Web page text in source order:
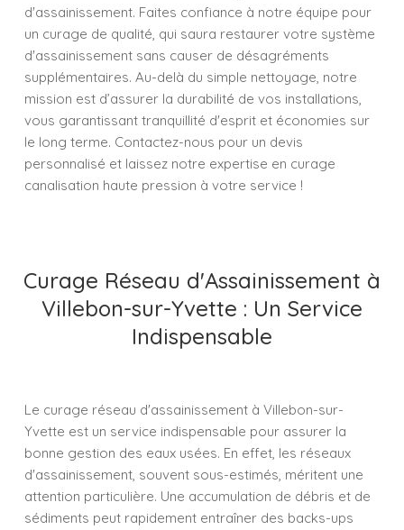
d'assainissement. Faites confiance à notre équipe pour
un curage de qualité, qui saura restaurer votre système
d'assainissement sans causer de désagréments
supplémentaires. Au-delà du simple nettoyage, notre
mission est d’assurer la durabilité de vos installations,
vous garantissant tranquillité d'esprit et économies sur
le long terme. Contactez-nous pour un devis
personnalisé et laissez notre expertise en curage
canalisation haute pression à votre service !
Curage Réseau d'Assainissement à
Villebon-sur-Yvette : Un Service
Indispensable
Le curage réseau d'assainissement à Villebon-sur-
Yvette est un service indispensable pour assurer la
bonne gestion des eaux usées. En effet, les réseaux
d'assainissement, souvent sous-estimés, méritent une
attention particulière. Une accumulation de débris et de
sédiments peut rapidement entraîner des backs-ups